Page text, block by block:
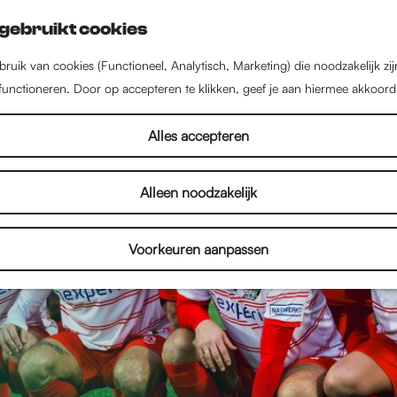
cookies
van cookies (Functioneel, Analytisch, Marketing) die noodzakelijk
Door op accepteren te klikken, geef je aan hiermee
Alles accepteren
Alleen noodzakelijk
Voorkeuren aanpassen